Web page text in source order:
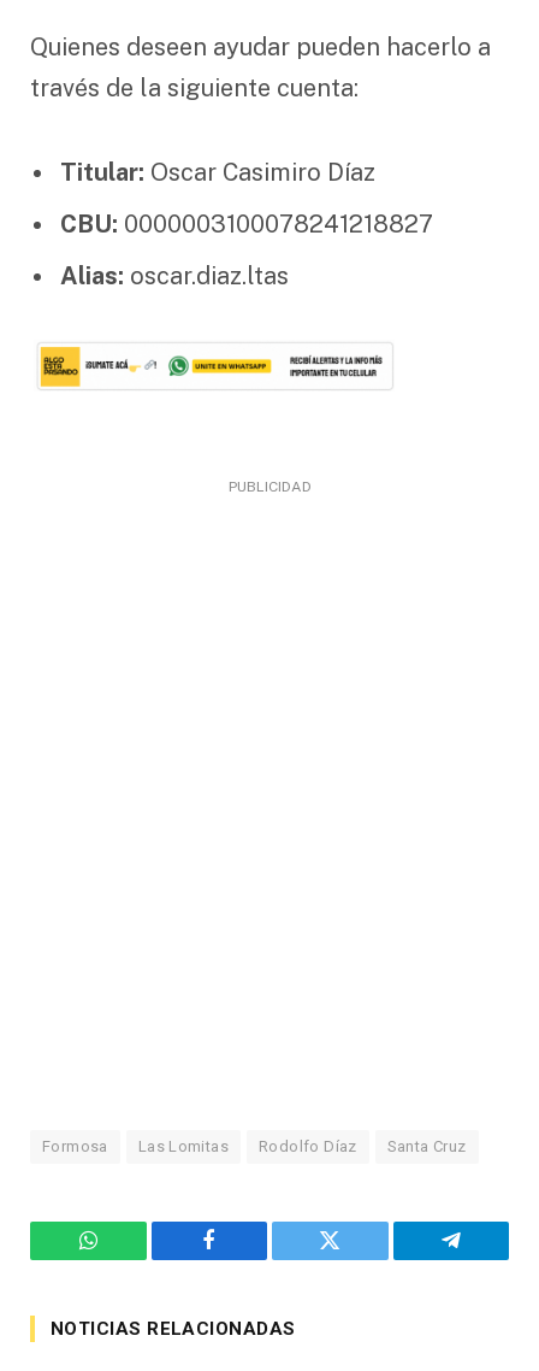
Quienes deseen ayudar pueden hacerlo a
través de la siguiente cuenta:
Titular: Oscar Casimiro Díaz
CBU: 0000003100078241218827
Alias: oscar.diaz.ltas
PUBLICIDAD
Formosa Las Lomitas Rodolfo Díaz Santa Cruz
WhatsApp Facebook Twitter Telegram
NOTICIAS RELACIONADAS